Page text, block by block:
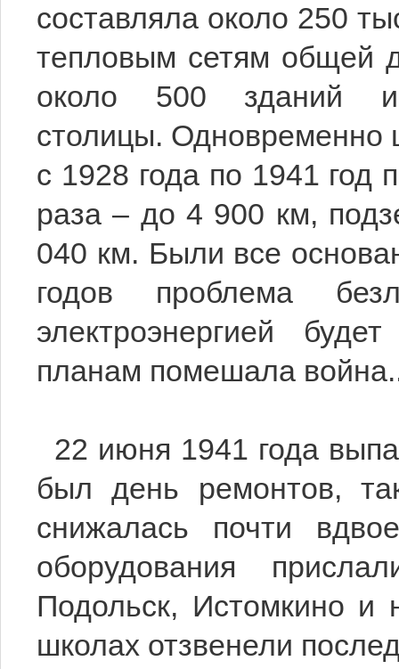
составляла около 250
тепловым сетям общей
около 500 зданий и
столицы. Одновременно
с 1928 года по 1941
раза – до 4 900 км,
040 км. Были все
годов проблема
электроэнергией
планам помешала
22 июня 1941 года
был день ремонтов,
снижалась почти
оборудования
Подольск, Истомкино и
школах отзвенели